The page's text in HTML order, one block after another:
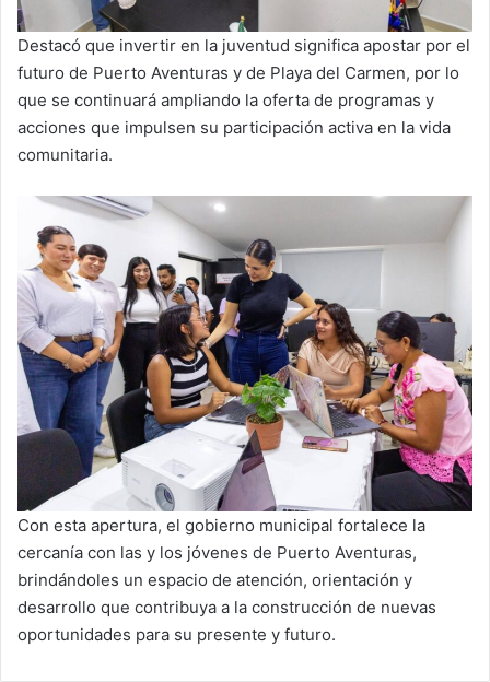
Destacó que invertir en la juventud significa apostar por el
futuro de Puerto Aventuras y de Playa del Carmen, por lo
que se continuará ampliando la oferta de programas y
acciones que impulsen su participación activa en la vida
comunitaria.
Con esta apertura, el gobierno municipal fortalece la
cercanía con las y los jóvenes de Puerto Aventuras,
brindándoles un espacio de atención, orientación y
desarrollo que contribuya a la construcción de nuevas
oportunidades para su presente y futuro.